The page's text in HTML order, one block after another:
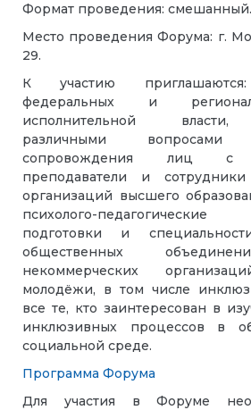
Формат проведения: смешанный.
Место проведения Форума: г.
29.
К участию приглашаются:
федеральных и
исполнительной власти,
различными
сопровождения лиц с
преподаватели и сотрудники
организаций высшего
психолого-
подготовки и
общественных
некоммерческих
молодёжи, в том числе
все те, кто заинтересован в
инклюзивных процессов в
социальной среде.
Программа Форума
Для участия в Форуме